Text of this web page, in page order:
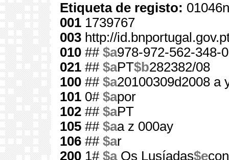
Etiqueta de registo:
001 1739767
003 http://
010 ## $a978-972-562-348-0
021 ## $aPT$b282382/08
100 ## $a20100309d2008 a
101 0# $apor
102 ## $aPT
105 ## $aa z 000ay
106 ## $ar
200 1# $aOs Lusíadas$e